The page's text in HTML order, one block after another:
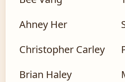
Ahney Her
Christopher Carley
Brian Haley